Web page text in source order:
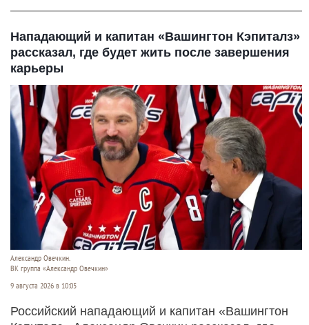
Нападающий и капитан «Вашингтон Кэпиталз»
рассказал, где будет жить после завершения
карьеры
Александр Овечкин.
ВК группа «Александр Овечкин»
9 августа 2026 в 10:05
Российский нападающий и капитан «Вашингтон